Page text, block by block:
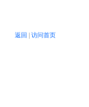
返回 | 访问首页